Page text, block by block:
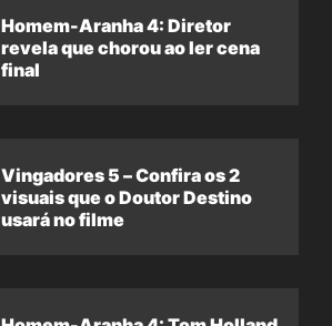
Homem-Aranha 4: Diretor
revela que chorou ao ler cena
final
Vingadores 5 – Confira os 2
visuais que o Doutor Destino
usará no filme